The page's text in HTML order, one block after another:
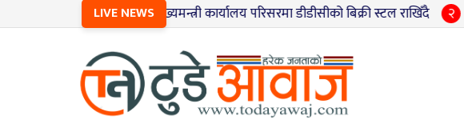
LIVE NEWS
मुख्यमन्त्री कार्यालय परिसरमा डीडीसीको बिक्री स्टल राखिँदै २ धनुषामा ६६.५